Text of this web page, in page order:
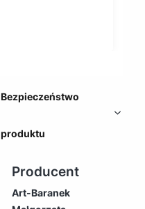
Bezpieczeństwo
produktu
Producent
Art-Baranek